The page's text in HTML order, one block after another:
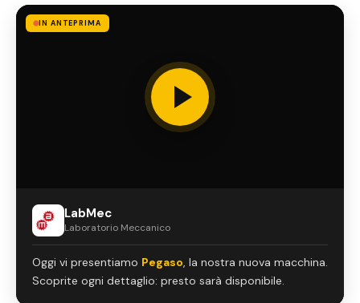
IN ANTEPRIMA
LabMec
Laboratorio Meccanico
Oggi vi presentiamo Pegaso, la nostra nuova macchina.
Scoprite ogni dettaglio: presto sarà disponibile.